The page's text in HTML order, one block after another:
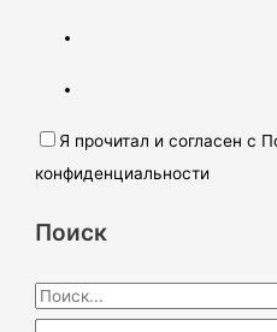
Я прочитал и согласен с
конфиденциальности
Поиск
П
о